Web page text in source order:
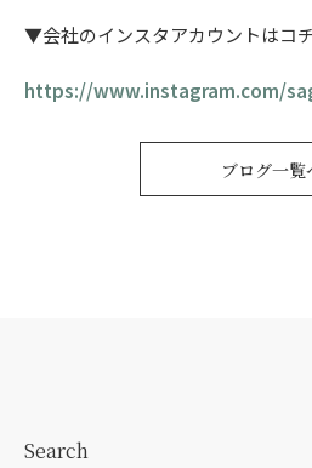
▼会社のインスタアカウントはコ
https://www.instagram.com/
ブログ一覧
Search